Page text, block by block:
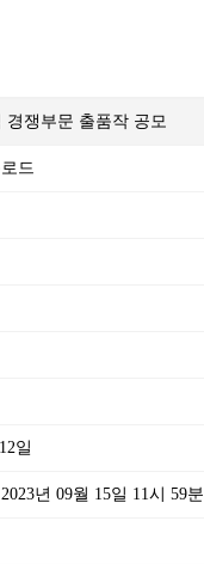
경쟁부문 출품작 공모
드
일
년 09월 15일 11시 59분